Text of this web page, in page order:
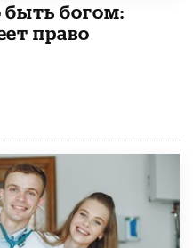
быть богом:
право